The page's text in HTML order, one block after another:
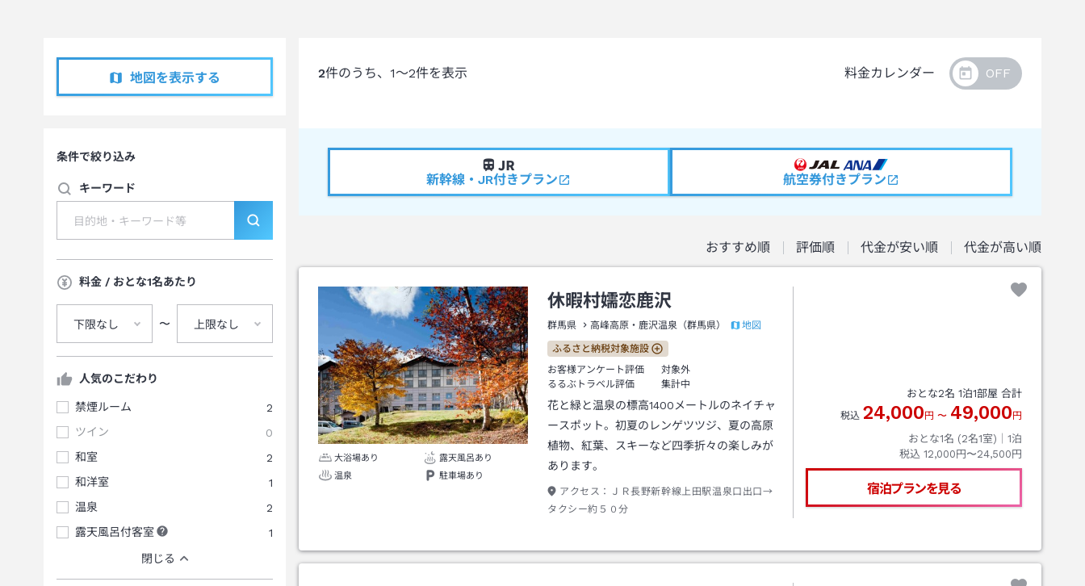
地図を表示する
条件で絞り込み
キーワード
料金 / おとな1名あたり
下限なし 〜 上限なし
人気のこだわり
禁煙ルーム
2
ツイン
0
和室
2
和洋室
1
温泉
2
露天風呂付客室
1
閉じる
2件のうち、 1～2件を表示 料金カレンダー
新幹線・JR付きプラン 航空券付きプラン
おすすめ順 評価順 代金が安い順 代金が高い順
大浴場あり
露天風呂あり
温泉
駐車場あり
休暇村嬬恋鹿沢
群馬県 高峰高原・鹿沢温泉（群馬県） 地図
ふるさと納税対象施設
お客様アンケート評価
対象外
るるぶトラベル評価
集計中
花と緑と温泉の標高1400メートルのネイチャ
ースポット。初夏のレンゲツツジ、夏の高原
植物、紅葉、スキーなど四季折々の楽しみが
あります。
アクセス：
ＪＲ長野新幹線上田駅温泉口出口→
タクシー約５０分
おとな2名 1泊1部屋 合計
税込 24,000 円 〜 49,000 円
おとな1名 (2名1室)｜ 1泊
税込 12,000円〜24,500円
宿泊プランを見る